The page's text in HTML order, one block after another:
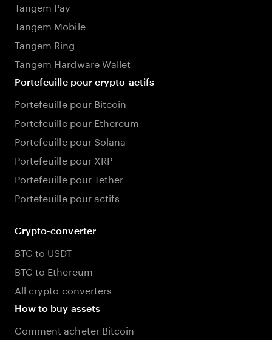
Tangem Pay
Tangem Mobile
Tangem Ring
Tangem Hardware Wallet
Portefeuille pour crypto-actifs
Portefeuille pour Bitcoin
Portefeuille pour Ethereum
Portefeuille pour Solana
Portefeuille pour XRP
Portefeuille pour Tether
Portefeuille pour actifs
Crypto-converter
BTC to USDT
BTC to Ethereum
All crypto converters
How to buy assets
Comment acheter Bitcoin